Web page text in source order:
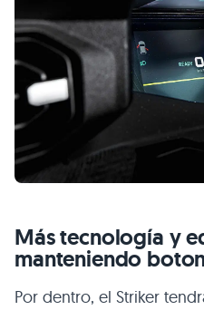
Más tecnología y
manteniendo
Por dentro, el Striker